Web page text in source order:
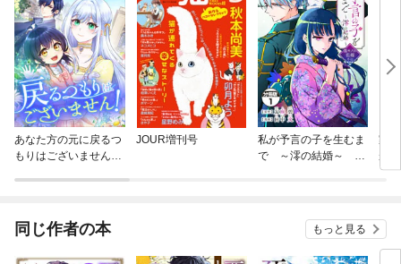
あなた方の元に戻るつ
もりはございません！
JOUR増刊号
私が予言の子を生むま
で ～澪の結婚～ 傷
家
が
ます
同じ作者の本 もっと見る